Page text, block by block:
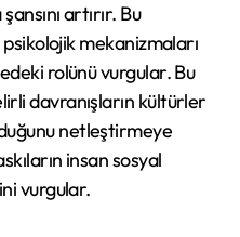
artırır. Bu
mekanizmaları
rolünü vurgular. Bu
davranışların kültürler
netleştirmeye
insan sosyal
vurgular.